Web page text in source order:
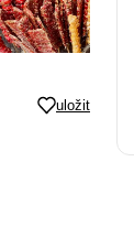
uložit